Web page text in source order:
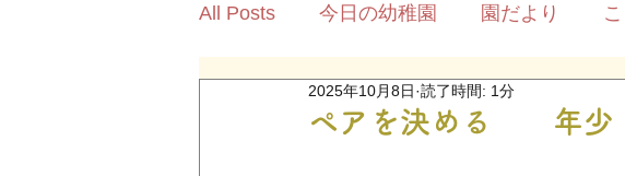
All Posts 今日の幼稚園 園だより
ペアを決める 年少
2025年10月8日 読了時間: 1分